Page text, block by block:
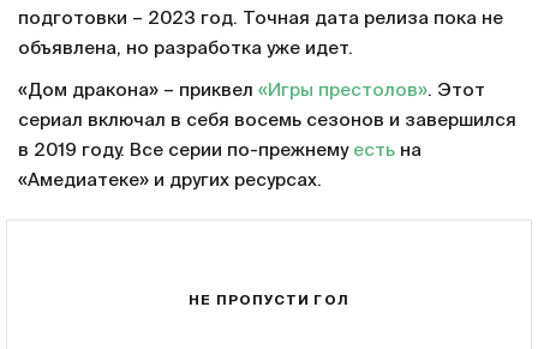
подготовки – 2023 год. Точная дата релиза пока не
объявлена, но разработка уже идет.
«Дом дракона» – приквел «Игры престолов». Этот
сериал включал в себя восемь сезонов и завершился
в 2019 году. Все серии по-прежнему есть на
«Амедиатеке» и других ресурсах.
НЕ ПРОПУСТИ ГОЛ